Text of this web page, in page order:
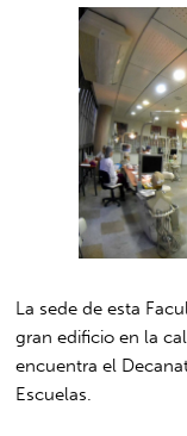
La sede de esta
gran edificio en la
encuentra el
Escuelas.